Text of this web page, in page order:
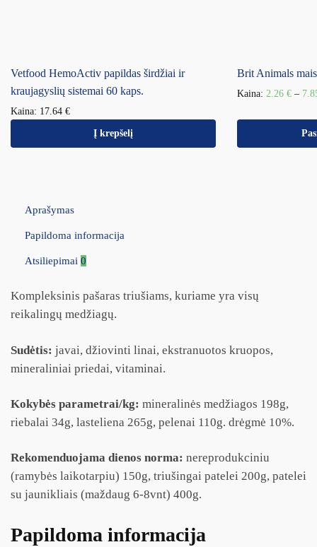
Vetfood HemoActiv papildas širdžiai ir
kraujagyslių sistemai 60 kaps.
Kaina: 17.64 €
Į krepšelį
Brit Animals
Kaina: 2.26 € –
Aprašymas
Papildoma informacija
Atsiliepimai 0
Kompleksinis pašaras triušiams, kuriame yra visų
reikalingų medžiagų.
Sudėtis: javai, džiovinti linai, ekstranuotos kruopos,
mineraliniai priedai, vitaminai.
Kokybės parametrai/kg: mineralinės medžiagos 198g,
riebalai 34g, lasteliena 265g, pelenai 110g. drėgmė 10%.
Rekomenduojama dienos norma: nereprodukciniu
(ramybės laikotarpiu) 150g, triušingai patelei 200g, patelei
su jaunikliais (maždaug 6-8vnt) 400g.
Papildoma informacija